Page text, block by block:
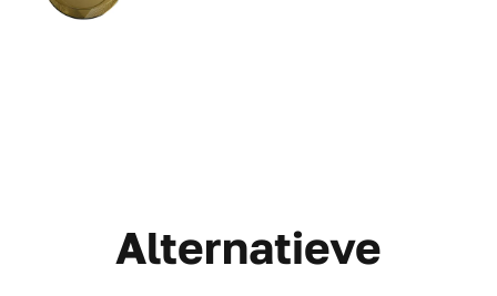
Alternatieve